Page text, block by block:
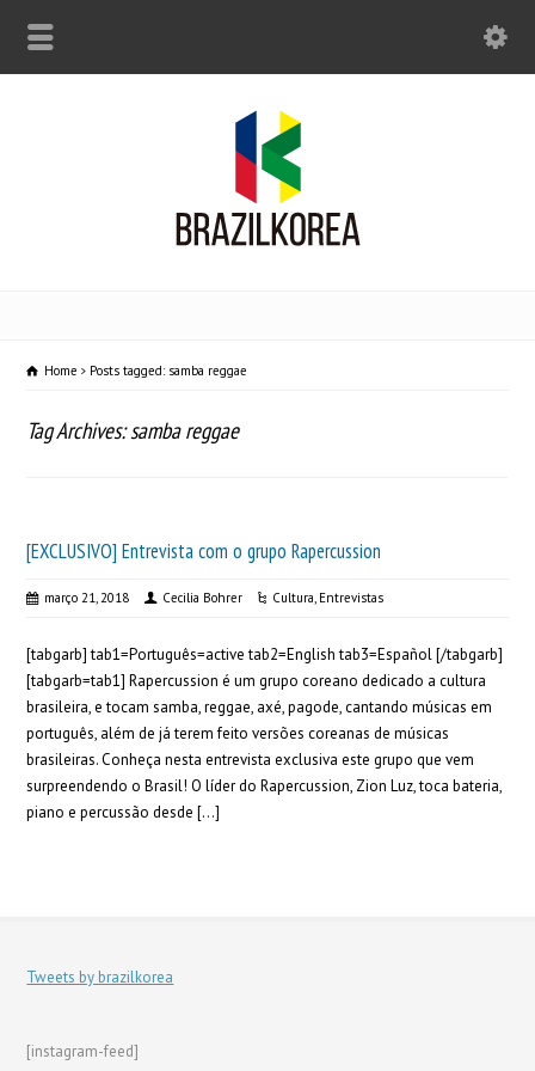
Home Posts tagged: samba reggae
Tag Archives: samba reggae
[EXCLUSIVO] Entrevista com o grupo Rapercussion
março 21, 2018 Cecilia Bohrer Cultura, Entrevistas
[tabgarb] tab1=Português=active tab2=English tab3=Español [/tabgarb]
[tabgarb=tab1] Rapercussion é um grupo coreano dedicado a cultura
brasileira, e tocam samba, reggae, axé, pagode, cantando músicas em
português, além de já terem feito versões coreanas de músicas
brasileiras. Conheça nesta entrevista exclusiva este grupo que vem
surpreendendo o Brasil! O líder do Rapercussion, Zion Luz, toca bateria,
piano e percussão desde […]
Tweets by brazilkorea
[instagram-feed]